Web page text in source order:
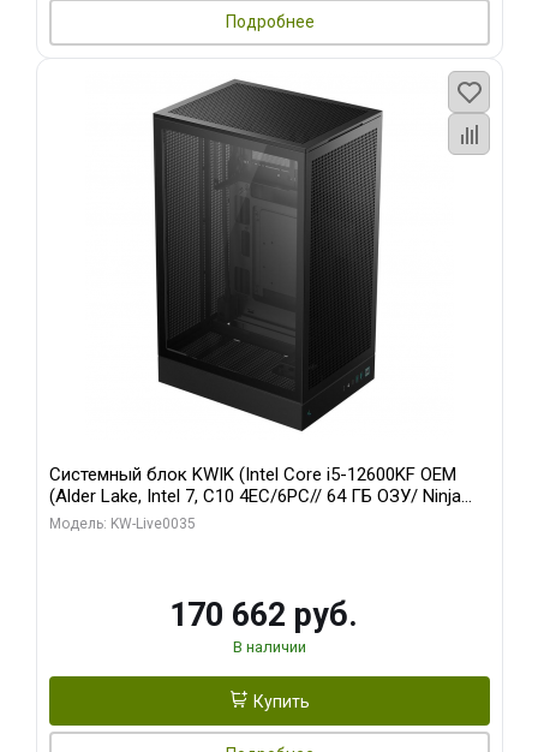
Подробнее
Системный блок KWIK (Intel Core i5-12600KF OEM
(Alder Lake, Intel 7, C10 4EC/6PC// 64 ГБ ОЗУ/ Ninja
Sinotex GTX1650 4GB 128bit GDDR6 DVI DP HDMI 2/
Модель: KW-Live0035
170 662 руб.
В наличии
Купить